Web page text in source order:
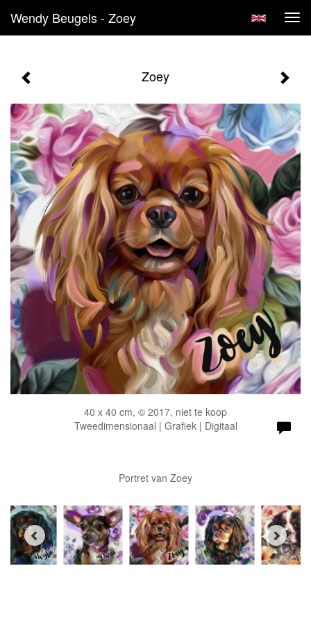
Wendy Beugels - Zoey
Zoey
40 x 40 cm, © 2017, niet te koop
Tweedimensionaal | Grafiek | Digitaal
Portret van Zoey